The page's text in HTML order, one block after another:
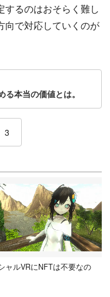
するのはおそらく難し
向で対応していくのが
本当の価値とは。
3
ャルVRにNFTは不要なの